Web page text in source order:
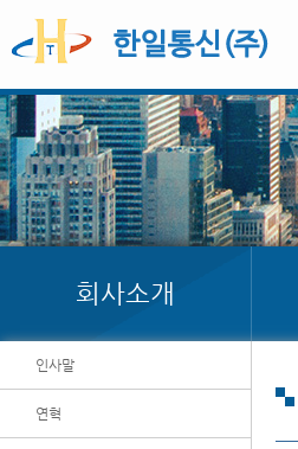
회사소개
인사말
연혁